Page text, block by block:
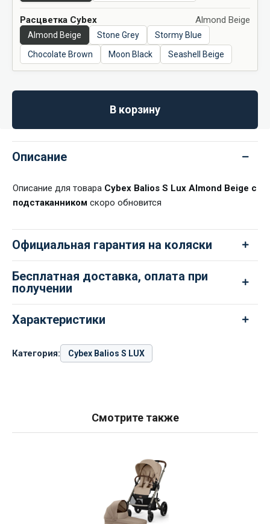
Расцветка Cybex Almond Beige
Almond Beige Stone Grey
Stormy Blue
Chocolate Brown
Moon Black Seashell Beige
В корзину
Описание
Описание для товара Cybex Balios S Lux Almond Beige с
подстаканником скоро обновится
Официальная гарантия на коляски
Бесплатная доставка, оплата при
получении
Характеристики
Категория: Cybex Balios S LUX
Смотрите также